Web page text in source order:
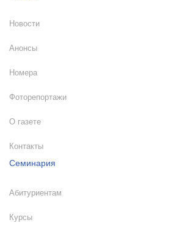
Новости
Анонсы
Номера
Фоторепортажи
О газете
Контакты
Семинария
Абитуриентам
Курсы